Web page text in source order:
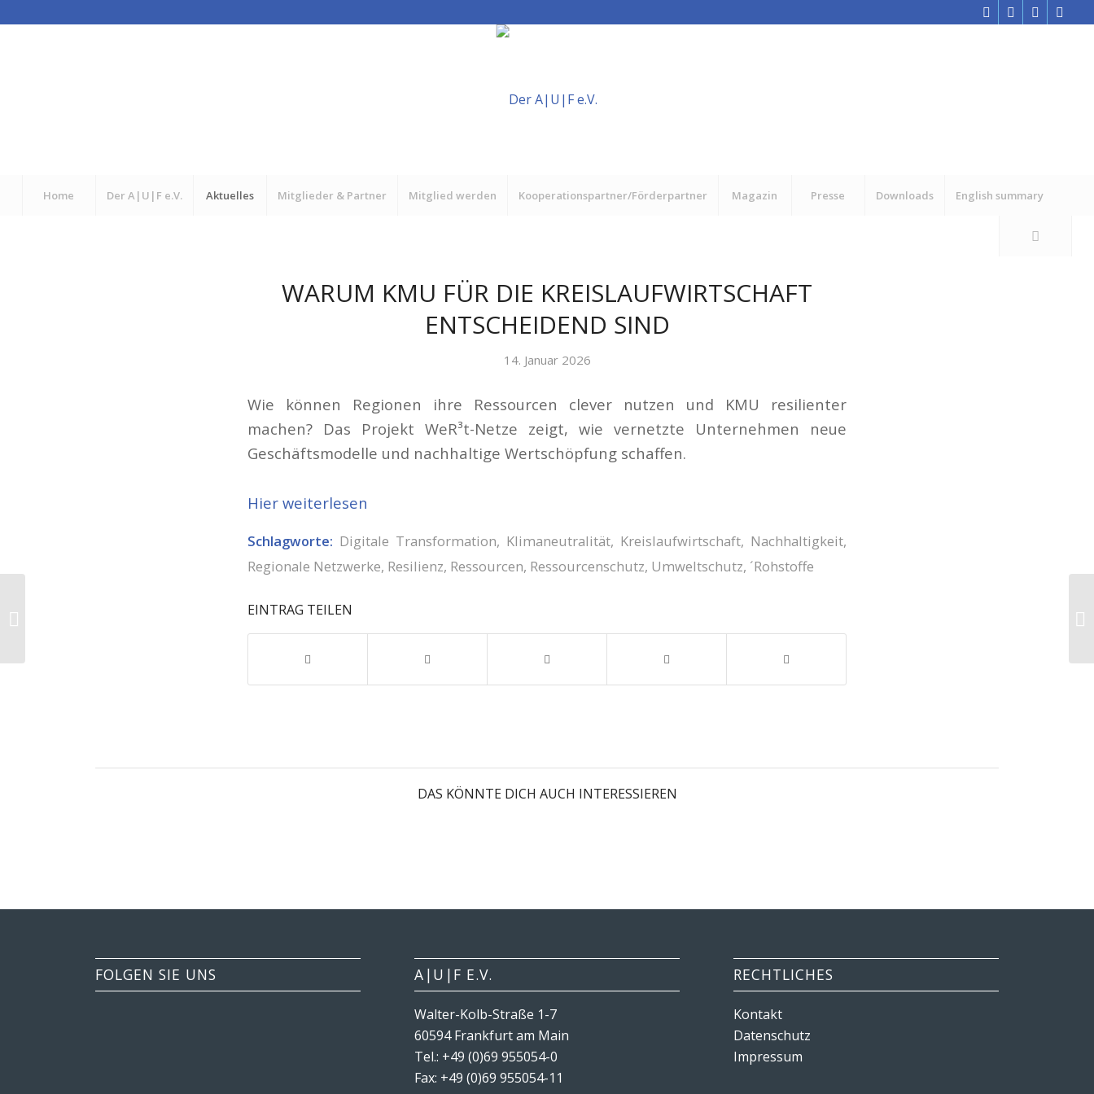
Home Der A|U|F e.V. Aktuelles Mitglieder & Partner Mitglied werden Kooperationspartner/Förderpartner Magazin Presse Downloads English summary
WARUM KMU FÜR DIE KREISLAUFWIRTSCHAFT
ENTSCHEIDEND SIND
14. Januar 2026
Wie können Regionen ihre Ressourcen clever nutzen und KMU resilienter
machen? Das Projekt WeR³t-Netze zeigt, wie vernetzte Unternehmen neue
Geschäftsmodelle und nachhaltige Wertschöpfung schaffen.
Hier weiterlesen
Schlagworte: Digitale Transformation, Klimaneutralität, Kreislaufwirtschaft, Nachhaltigkeit,
Regionale Netzwerke, Resilienz, Ressourcen, Ressourcenschutz, Umweltschutz, ´Rohstoffe
EINTRAG TEILEN
DAS KÖNNTE DICH AUCH INTERESSIEREN
FOLGEN SIE UNS A|U|F E.V.
Walter-Kolb-Straße 1-7
60594 Frankfurt am Main
Tel.: +49 (0)69 955054-0
Fax: +49 (0)69 955054-11
RECHTLICHES
Kontakt
Datenschutz
Impressum